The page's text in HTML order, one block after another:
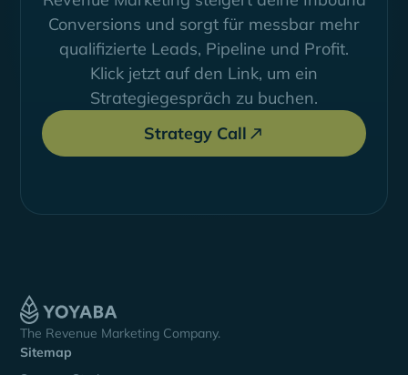
Conversions und sorgt für messbar mehr
qualifizierte Leads, Pipeline und Profit.
Klick jetzt auf den Link, um ein
Strategiegespräch zu buchen.
Strategy Call
The Revenue Marketing Company.
Sitemap